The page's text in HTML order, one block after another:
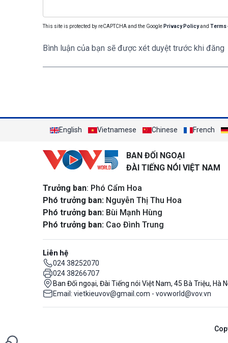
This site is protected by reCAPTCHA and the Google Privacy Policyand Terms
Bình luận của bạn sẽ được xét duyệt trước khi đăng
English Vietnamese Chinese French
BAN ĐỐI NGOẠI
ĐÀI TIẾNG NÓI VIỆT NAM
Trưởng ban: Phó Cẩm Hoa
Phó trưởng ban: Nguyễn Thị Thu Hoa
Phó trưởng ban: Bùi Mạnh Hùng
Phó trưởng ban: Cao Đình Trung
Liên hệ
024 38252070
024 38266707
Ban Đối ngoại, Đài Tiếng nói Việt Nam, 45 Bà Triệu, Hà
Email: vietkieuvov@gmail.com - vovworld@vov.vn